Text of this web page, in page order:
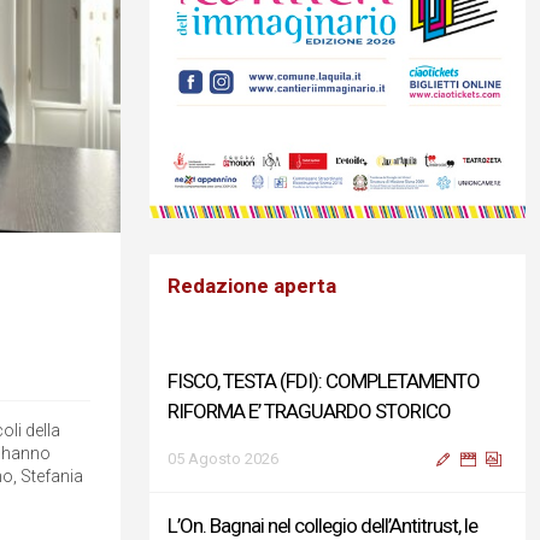
della
Stefania
Redazione aperta
FISCO, TESTA (FDI): COMPLETAMENTO
RIFORMA E’ TRAGUARDO STORICO
05 Agosto 2026
L’On. Bagnai nel collegio dell’Antitrust, le